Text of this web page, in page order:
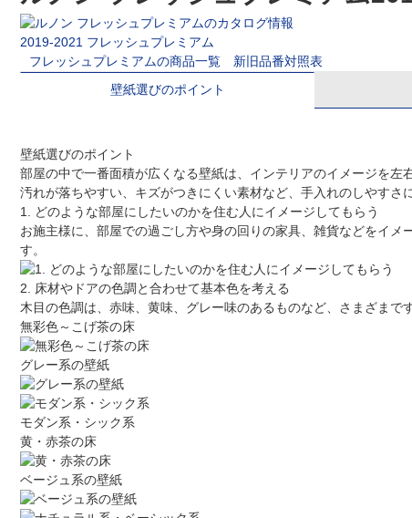
2019-2021 フレッシュプレミアム
フレッシュプレミアムの商品一覧
新旧品番対照表
壁紙選びのポイント
壁紙選びのポイント
部屋の中で一番面積が広くなる壁紙は、インテリアのイメージを左
汚れが落ちやすい、キズがつきにくい素材など、手入れのしやすさ
1. どのような部屋にしたいのかを住む人にイメージしてもらう
お施主様に、部屋での過ごし方や身の回りの家具、雑貨などをイ
す。
2. 床材やドアの色調と合わせて基本色を考える
木目の色調は、赤味、黄味、グレー味のあるものなど、さまざまで
無彩色～こげ茶の床
グレー系の壁紙
モダン系・シック系
黄・赤茶の床
ベージュ系の壁紙